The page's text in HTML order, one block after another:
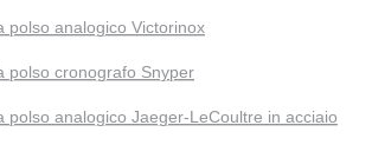
polso analogico Victorinox
polso cronografo Snyper
polso analogico Jaeger-LeCoultre in acciaio